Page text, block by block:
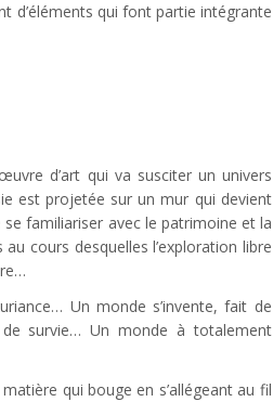
d’éléments qui font partie intégrante
d’art qui va susciter un univers
est projetée sur un mur qui devient
se familiariser avec le patrimoine et la
cours desquelles l’exploration libre
Un monde s’invente, fait de
survie… Un monde à totalement
qui bouge en s’allégeant au fil